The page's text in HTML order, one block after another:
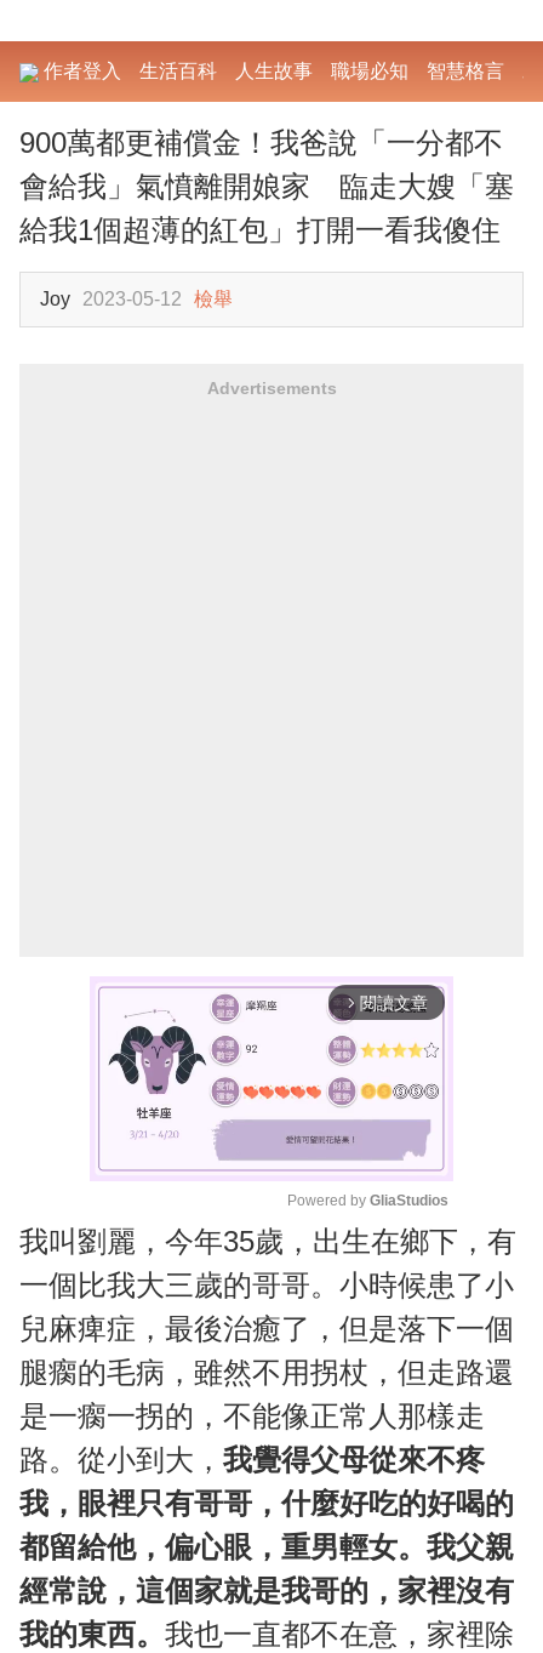
作者登入 生活百科 人生故事 職場必知 智慧格言
900萬都更補償金！我爸說「一分都不
會給我」氣憤離開娘家 臨走大嫂「塞
給我1個超薄的紅包」打開一看我傻住
Joy 2023-05-12 檢舉
Advertisements
arrow_forward_ios 閱讀文章
M
u
t
e
Powered by GliaStudios
我叫劉麗，今年35歲，出生在鄉下，有
一個比我大三歲的哥哥。小時候患了小
兒麻痺症，最後治癒了，但是落下一個
腿瘸的毛病，雖然不用拐杖，但走路還
是一瘸一拐的，不能像正常人那樣走
路。從小到大， 我覺得父母從來不疼
我，眼裡只有哥哥，什麼好吃的好喝的
都留給他，偏心眼，重男輕女。我父親
經常說，這個家就是我哥的，家裡沒有
我的東西。 我也一直都不在意，家裡除